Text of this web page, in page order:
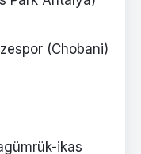
(Chobani)
ikas